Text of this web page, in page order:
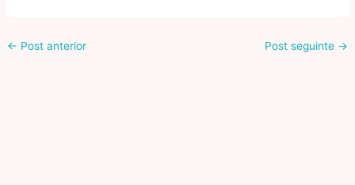
← Post anterior Post seguinte →